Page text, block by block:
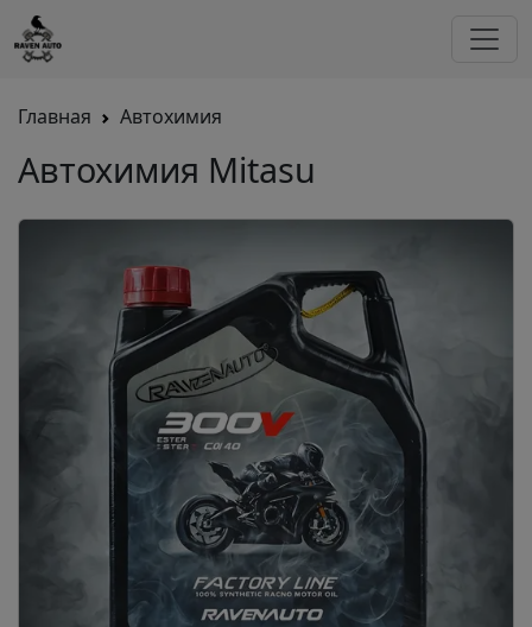
Главная Автохимия
Автохимия Mitasu